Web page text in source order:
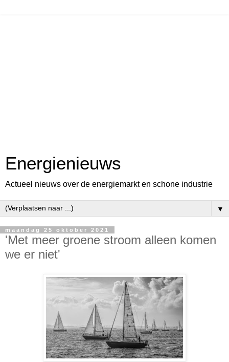
Energienieuws
Actueel nieuws over de energiemarkt en schone industrie
▼
maandag 25 oktober 2021
'Met meer groene stroom alleen komen
we er niet'